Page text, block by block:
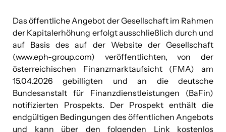
Das öffentliche Angebot der Gesellschaft im Rahmen
der Kapitalerhöhung erfolgt ausschließlich durch und
auf Basis des auf der Website der Gesellschaft
(www.eph-group.com) veröffentlichten, von der
österreichischen Finanzmarktaufsicht (FMA) am
15.04.2026 gebilligten und an die deutsche
Bundesanstalt für Finanzdienstleistungen (BaFin)
notifizierten Prospekts. Der Prospekt enthält die
endgültigen Bedingungen des öffentlichen Angebots
und kann über den folgenden Link kostenlos